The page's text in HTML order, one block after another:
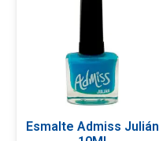
Esmalte Admiss Julián